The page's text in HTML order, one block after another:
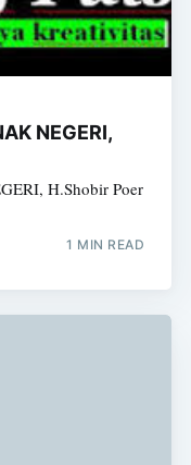
NEGERI,
H.Shobir Poer
1 MIN READ